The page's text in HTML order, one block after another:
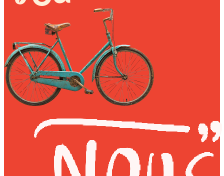
My Tea Box
NaturaBaie
Nature Artizan
Oopsie Daisy
Planty Mauritius